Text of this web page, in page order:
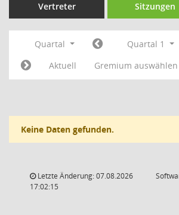
Vertreter Sitzungen
Quartal Quartal 1
Aktuell
Gremium auswählen
Keine Daten gefunden.
Letzte Änderung: 07.08.2026
17:02:15